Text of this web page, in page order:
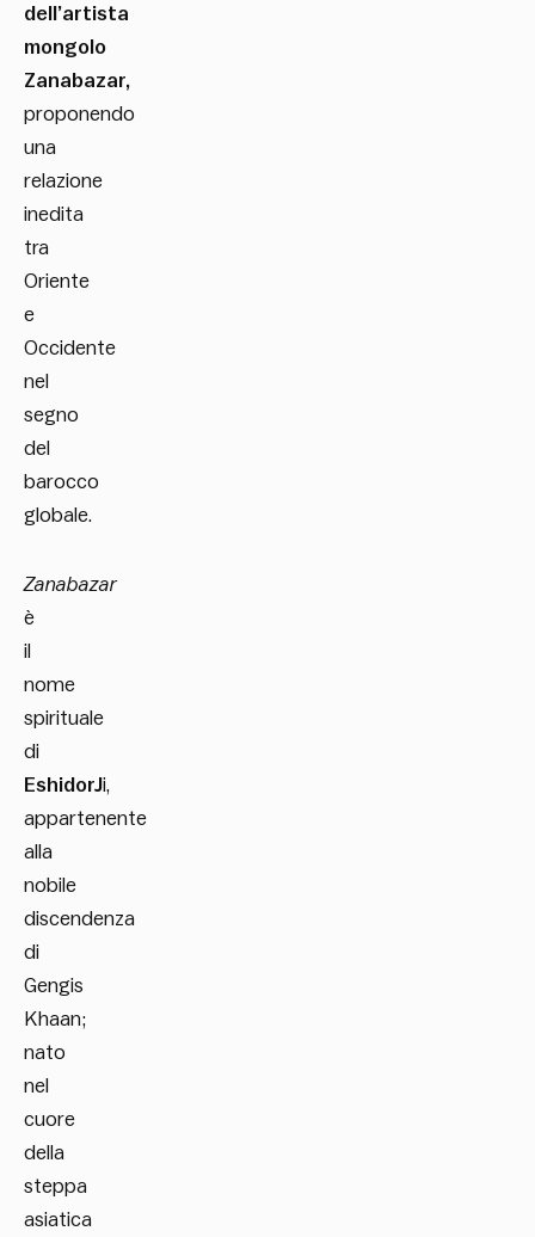
dell’artista
mongolo
Zanabazar,
proponendo
una
relazione
inedita
tra
Oriente
e
Occidente
nel
segno
del
barocco
globale.
Zanabazar
è
il
nome
spirituale
di
EshidorJi,
appartenente
alla
nobile
discendenza
di
Gengis
Khaan;
nato
nel
cuore
della
steppa
asiatica